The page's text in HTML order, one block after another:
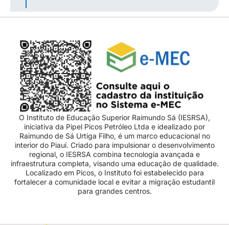
O Instituto de Educação Superior Raimundo Sá (IESRSA),
iniciativa da Pipel Picos Petróleo Ltda e idealizado por
Raimundo de Sá Urtiga Filho, é um marco educacional no
interior do Piauí. Criado para impulsionar o desenvolvimento
regional, o IESRSA combina tecnologia avançada e
infraestrutura completa, visando uma educação de qualidade.
Localizado em Picos, o Instituto foi estabelecido para
fortalecer a comunidade local e evitar a migração estudantil
para grandes centros.